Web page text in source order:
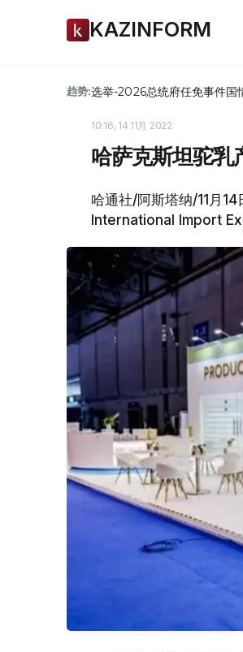
KAZINFORM
趋势:选举-2026总统府任免事件国
10:16, 14 11月 2022
哈萨克斯坦驼乳
哈通社/阿斯塔纳/11月
International Import